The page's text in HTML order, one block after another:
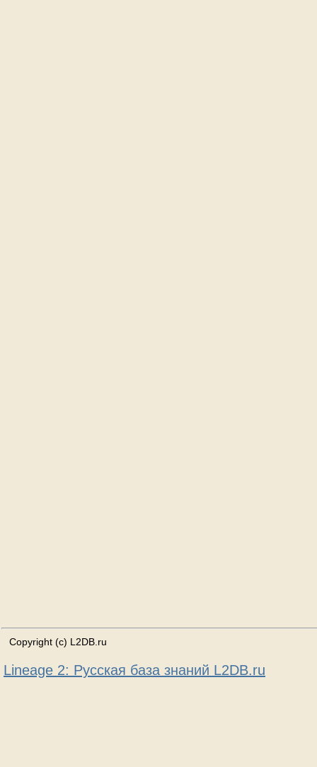
Copyright (c) L2DB.ru
Lineage 2: Русская база знаний L2DB.ru